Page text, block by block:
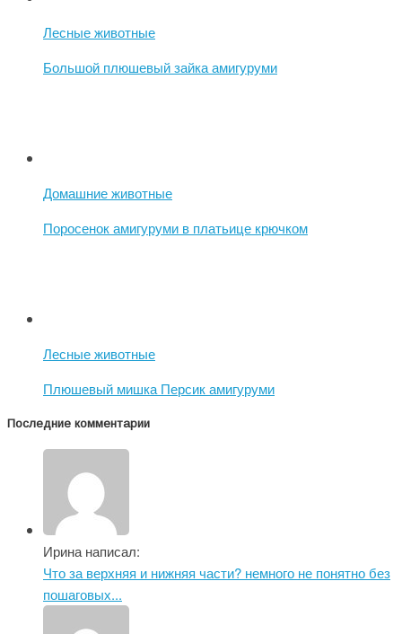
Лесные животные
Большой плюшевый зайка амигуруми
Домашние животные
Поросенок амигуруми в платьице крючком
Лесные животные
Плюшевый мишка Персик амигуруми
Последние комментарии
Ирина написал:
Что за верхняя и нижняя части? немного не понятно без
пошаговых...